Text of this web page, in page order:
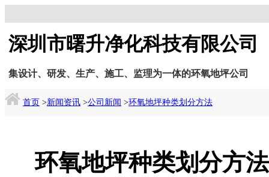
深圳市曙升净化科技有限公司
集设计、研发、生产、施工、监理为一体的环氧地坪公司
首页 >新闻资讯 >公司新闻 >环氧地坪种类划分方法
环氧地坪种类划分方法